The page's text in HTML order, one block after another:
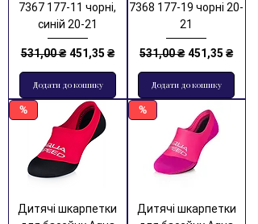
7367 177-11 чорні,
синій 20-21
Звичайна ціна
531,00 ₴ За розпродажем
451,35 ₴
Додати до кошику
7368 177-19 чорні 20-
21
Звичайна ціна
531,00 ₴ За
451,35 ₴
Додати до кошику
%
Дитячі шкарпетки
%
Дитячі шкарпетки